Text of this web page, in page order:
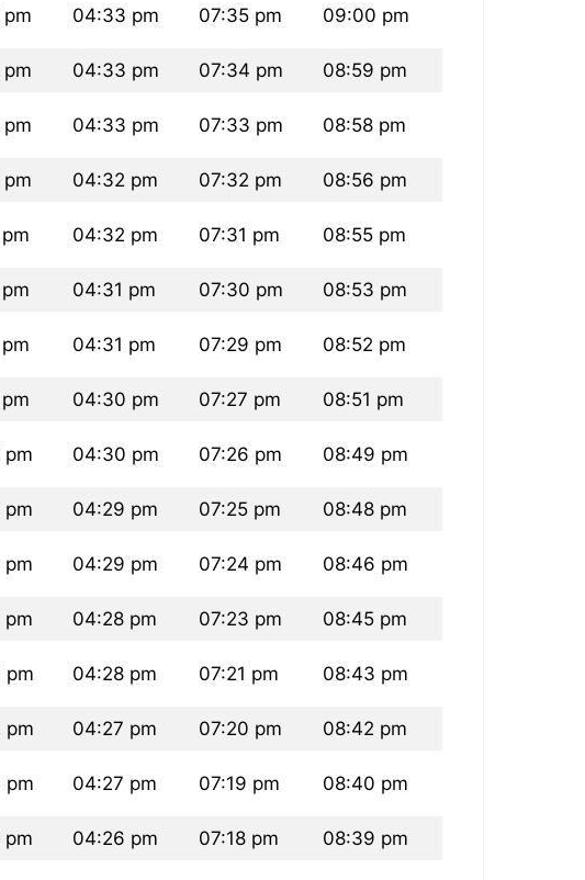
pm 04:33 pm 07:35 pm 09:00 pm
pm 04:33 pm 07:34 pm 08:59 pm
pm 04:33 pm 07:33 pm 08:58 pm
pm 04:32 pm 07:32 pm 08:56 pm
04:32 pm 07:31 pm 08:55 pm
04:31 pm 07:30 pm 08:53 pm
04:31 pm 07:29 pm 08:52 pm
04:30 pm 07:27 pm 08:51 pm
pm 04:30 pm 07:26 pm 08:49 pm
pm 04:29 pm 07:25 pm 08:48 pm
pm 04:29 pm 07:24 pm 08:46 pm
pm 04:28 pm 07:23 pm 08:45 pm
pm 04:28 pm 07:21 pm 08:43 pm
pm 04:27 pm 07:20 pm 08:42 pm
pm 04:27 pm 07:19 pm 08:40 pm
pm 04:26 pm 07:18 pm 08:39 pm